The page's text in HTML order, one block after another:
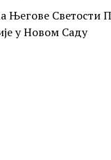
Његове
у Новом Саду